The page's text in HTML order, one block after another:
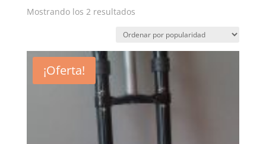
Mostrando los 2 resultados
¡Oferta!